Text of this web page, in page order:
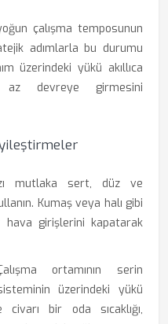
çalışma temposunun
adımlarla bu durumu
üzerindeki yükü akıllıca
az devreye girmesini
mutlaka sert, düz ve
Kumaş veya halı gibi
girişlerini kapatarak
ortamının serin
üzerindeki yükü
bir oda sıcaklığı,